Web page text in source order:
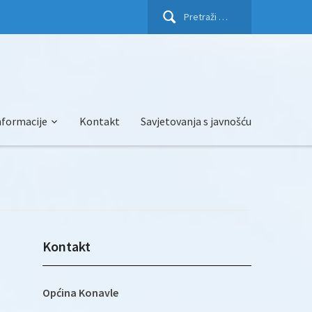
Pretraži:
Kontakt Savjetovanja s javnošću
Kontakt
Općina Konavle